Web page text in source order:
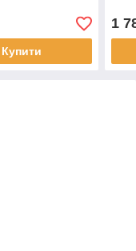
Купити
1